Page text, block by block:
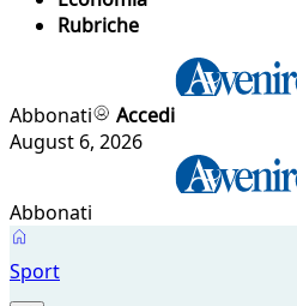
Rubriche
Abbonati
Accedi
August 6, 2026
Abbonati
Sport